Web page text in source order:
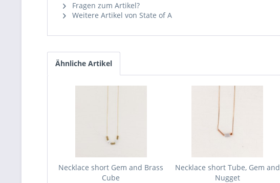
Fragen zum Artikel?
Weitere Artikel von State of A
Ähnliche Artikel
Necklace short Gem and Brass
Cube
Necklace short Tube, Gem and
Nugget